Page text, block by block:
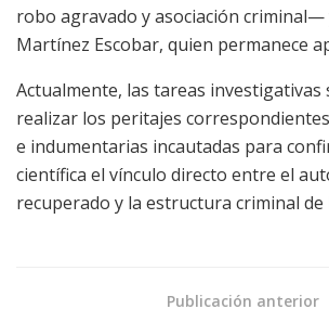
robo agravado y asociación criminal—
Martínez Escobar, quien permanece
Actualmente, las tareas investigativas
realizar los peritajes
e indumentarias incautadas para
científica el vínculo directo entre el
recuperado y la estructura criminal de
Publicación anterior